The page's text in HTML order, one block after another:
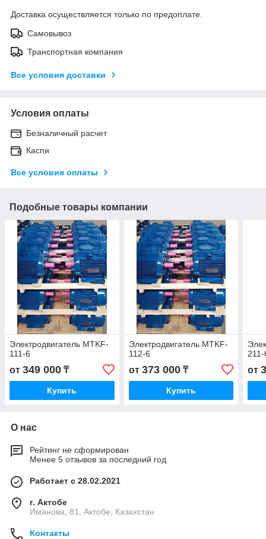
Доставка осуществляется только по предоплате.
Самовывоз
Транспортная компания
Все условия доставки
Условия оплаты
Безналичный расчет
Каспи
Все условия оплаты
Подобные товары компании
Электродвигатель MTKF-
111-6
от 349 000 ₸
Купить
Электродвигатель MTKF-
112-6
от 373 000₸
Купить
211-
от
О нас
Рейтинг не сформирован
Менее 5 отзывов за последний год
Работает с 28.02.2021
г. Актобе
Иманова, 81, Актобе, Казахстан
Контакты